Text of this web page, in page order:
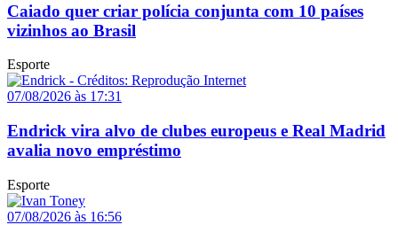
Caiado quer criar polícia conjunta com 10 países
vizinhos ao Brasil
Esporte
07/08/2026 às 17:31
Endrick vira alvo de clubes europeus e Real Madrid
avalia novo empréstimo
Esporte
07/08/2026 às 16:56